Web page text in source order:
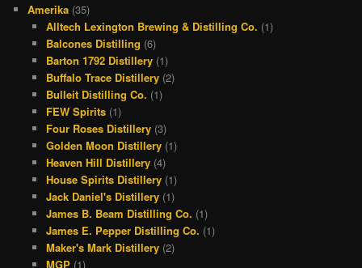
e
b
o
o
k
e
a
d
s
a
g
r
a
m
e
r
e
t
Amerika (35)
Alltech Lexington Brewing & Distilling Co. (1)
Balcones Distilling (6)
Barton 1792 Distillery(1)
Buffalo Trace Distillery(2)
Bulleit Distilling Co. (1)
FEW Spirits(1)
Four Roses Distillery(3)
Golden Moon Distillery(1)
Heaven Hill Distillery(4)
House Spirits Distillery(1)
Jack Daniel's Distillery(1)
James B. Beam Distilling Co. (1)
James E. Pepper Distilling Co. (1)
Maker's Mark Distillery(2)
MGP(1)